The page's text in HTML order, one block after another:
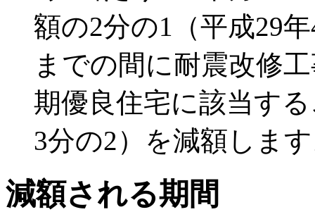
額の2分の1（平成29
までの間に耐震改修
期優良住宅に該当す
3分の2）を減額しま
減額される期間